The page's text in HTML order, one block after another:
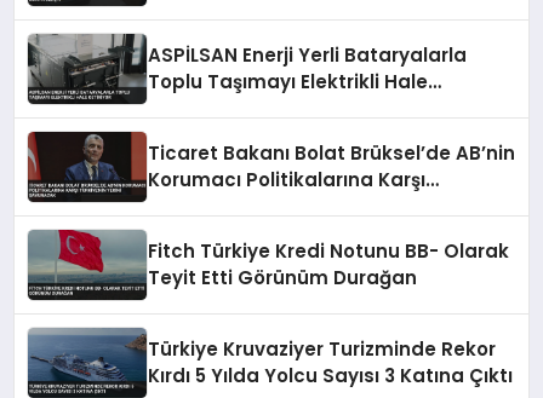
ASPİLSAN Enerji Yerli Bataryalarla
Toplu Taşımayı Elektrikli Hale
Ticaret Bakanı Bolat Brüksel’de AB’nin
Korumacı Politikalarına Karşı
Fitch Türkiye Kredi Notunu BB- Olarak
Teyit Etti Görünüm Durağan
Türkiye Kruvaziyer Turizminde Rekor
Kırdı 5 Yılda Yolcu Sayısı 3 Katına Çıktı